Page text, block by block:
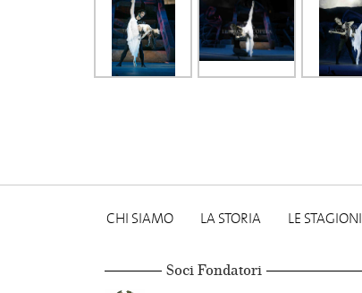
CHI SIAMO LA STORIA LE STAGIONI
Soci Fondatori